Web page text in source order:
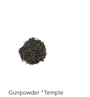
Gunpowder "Temple